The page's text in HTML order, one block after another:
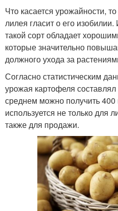
Что касается урожайности,
лилея гласит о его
такой сорт обладает
которые значительно
должного ухода за
Согласно статистическим
урожая картофеля
среднем можно получить
используется не только для
также для продажи.